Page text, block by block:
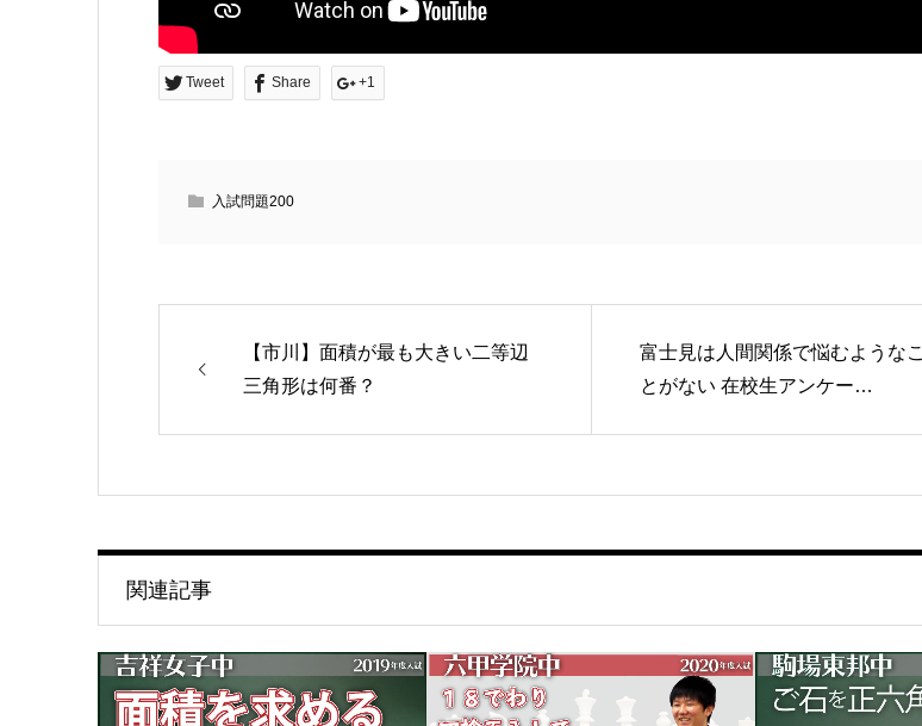
Tweet Share +1
入試問題200
【市川】面積が最も大きい二等辺
三角形は何番？
富士見は人間関係で悩むようなこ
とがない 在校生アンケー…
関連記事